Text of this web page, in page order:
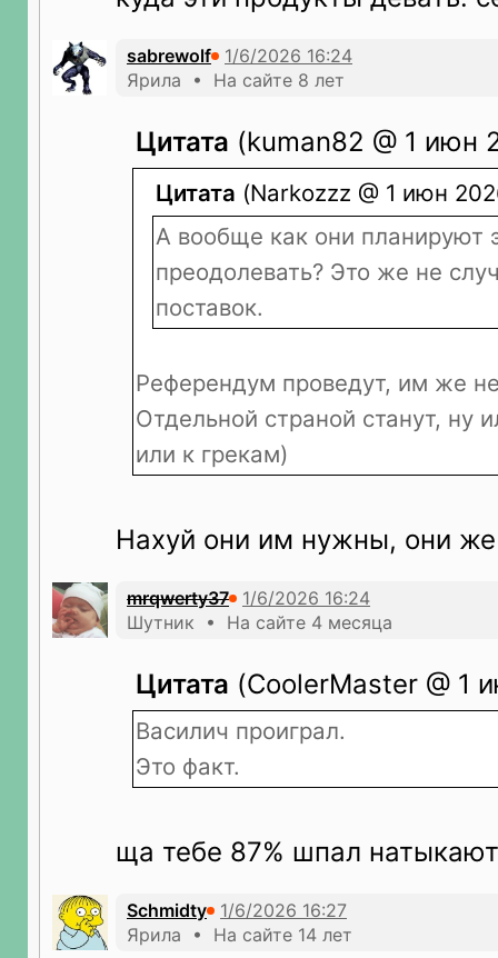
sabrewolf
Ярила • На сайте 8 лет
Цитата (kuman82 @ 1 июн
Цитата (Narkozzz @ 1 июн
А вообще как они планируют
преодолевать? Это же не
поставок.
Референдум проведут, им же
Отдельной страной станут, ну
или к грекам)
Нахуй они им нужны, они
mrqwerty37
Шутник • На сайте 4 месяца
Цитата (CoolerMaster @ 1
Василич проиграл.
Это факт.
ща тебе 87% шпал натыкают
Schmidty
Ярила • На сайте 14 лет